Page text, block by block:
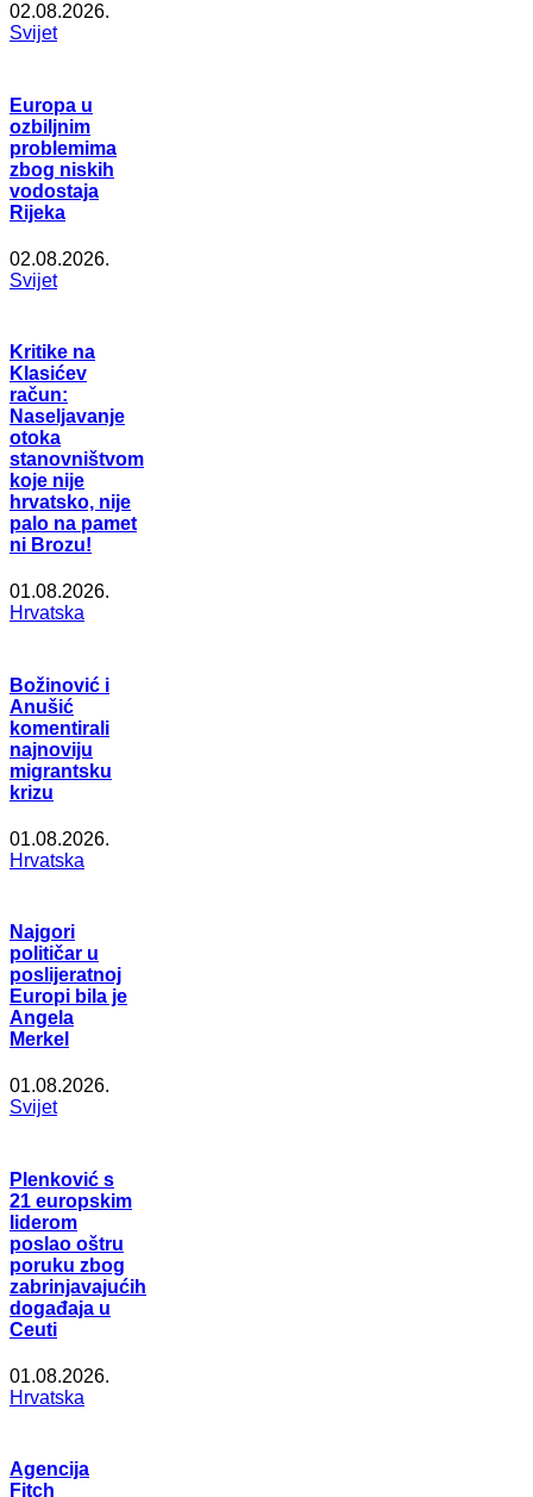
02.08.2026.
Svijet
Europa u
ozbiljnim
problemima
zbog niskih
vodostaja
Rijeka
02.08.2026.
Svijet
Kritike na
Klasićev
račun:
Naseljavanje
otoka
stanovništvom
koje nije
hrvatsko, nije
palo na pamet
ni Brozu!
01.08.2026.
Hrvatska
Božinović i
Anušić
komentirali
najnoviju
migrantsku
krizu
01.08.2026.
Hrvatska
Najgori
političar u
poslijeratnoj
Europi bila je
Angela
Merkel
01.08.2026.
Svijet
Plenković s
21 europskim
liderom
poslao oštru
poruku zbog
zabrinjavajućih
događaja u
Ceuti
01.08.2026.
Hrvatska
Agencija
Fitch